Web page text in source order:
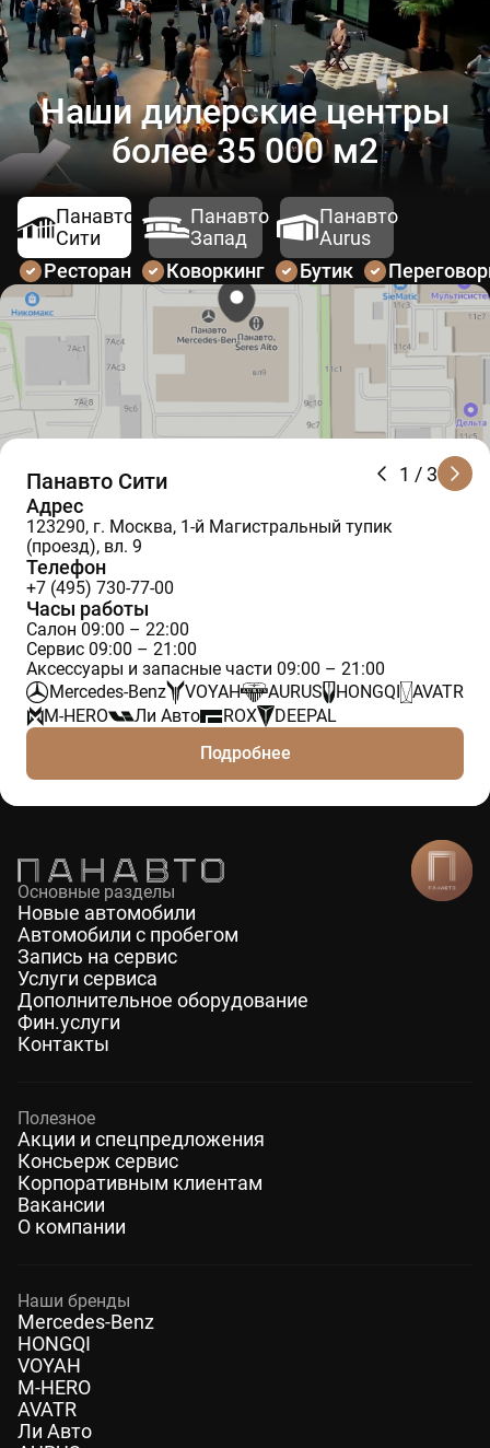
Наши дилерские центры
более 35 000 м2
Панавто
Сити
Панавто
Запад
Панавто
Aurus
Ресторан
Коворкинг Бутик
1 / 3
Панавто Сити
Адрес
123290, г. Москва, 1-й Магистральный тупик
(проезд), вл. 9
Телефон
+7 (495) 730-77-00
Часы работы
Салон 09:00 – 22:00
Сервис 09:00 – 21:00
Аксессуары и запасные части 09:00 – 21:00
Mercedes-Benz
VOYAH AURUS HONGQI
AVATR
M-HERO
Ли Авто ROX
DEEPAL
Подробнее
Основные разделы
Новые автомобили
Автомобили с пробегом
Запись на сервис
Услуги сервиса
Дополнительное оборудование
Фин.услуги
Контакты
Полезное
Акции и спецпредложения
Консьерж сервис
Корпоративным клиентам
Вакансии
О компании
Наши бренды
Mercedes-Benz
HONGQI
VOYAH
M-HERO
AVATR
Ли Авто